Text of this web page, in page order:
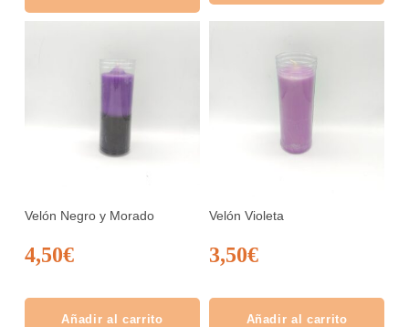
Velón Negro y Morado
4,50€
Añadir al carrito
Velón Violeta
3,50€
Añadir al carrito